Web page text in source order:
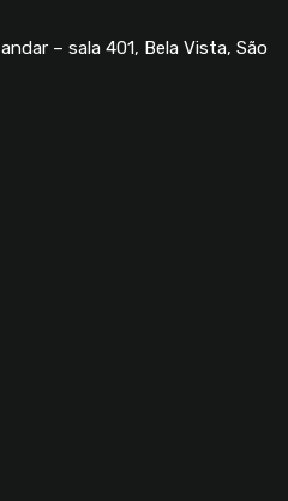
– sala 401, Bela Vista, São